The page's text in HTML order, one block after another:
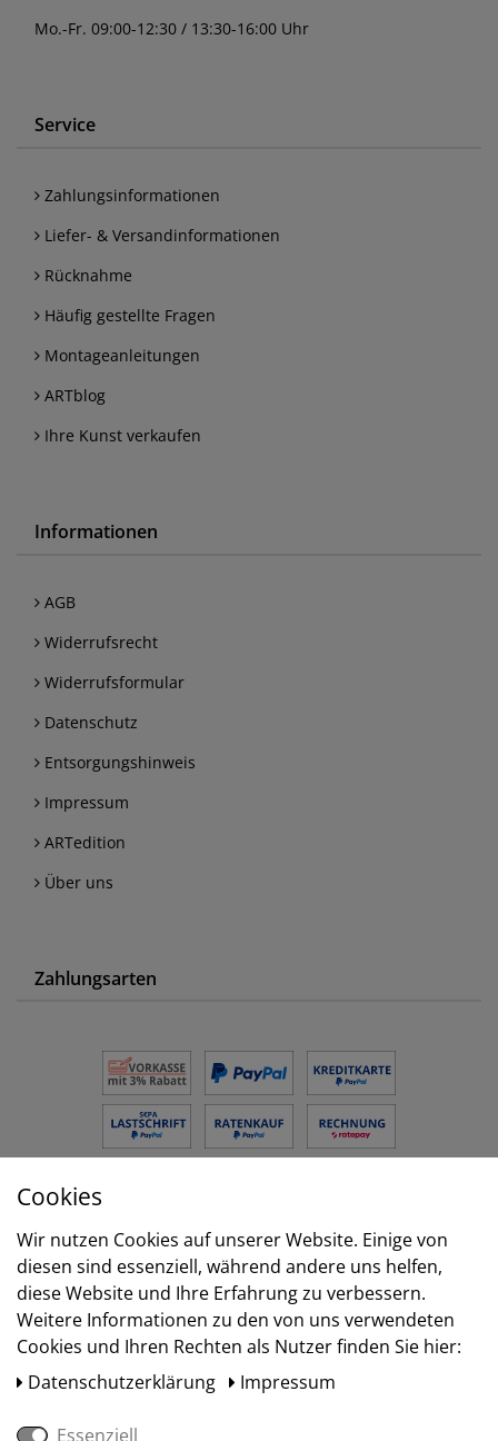
Mo.-Fr. 09:00-12:30 / 13:30-16:00 Uhr
Service
Zahlungsinformationen
Liefer- & Versandinformationen
Rücknahme
Häufig gestellte Fragen
Montageanleitungen
ARTblog
Ihre Kunst verkaufen
Informationen
AGB
Widerrufsrecht
Widerrufsformular
Datenschutz
Entsorgungshinweis
Impressum
ARTedition
Über uns
Zahlungsarten
Versand
Cookies
Wir nutzen Cookies auf unserer Website. Einige von
diesen sind essenziell, während andere uns helfen,
diese Website und Ihre Erfahrung zu verbessern.
Weitere Informationen zu den von uns verwendeten
Cookies und Ihren Rechten als Nutzer finden Sie hier:
Daten­schutz­erklärung
Impressum
Essenziell